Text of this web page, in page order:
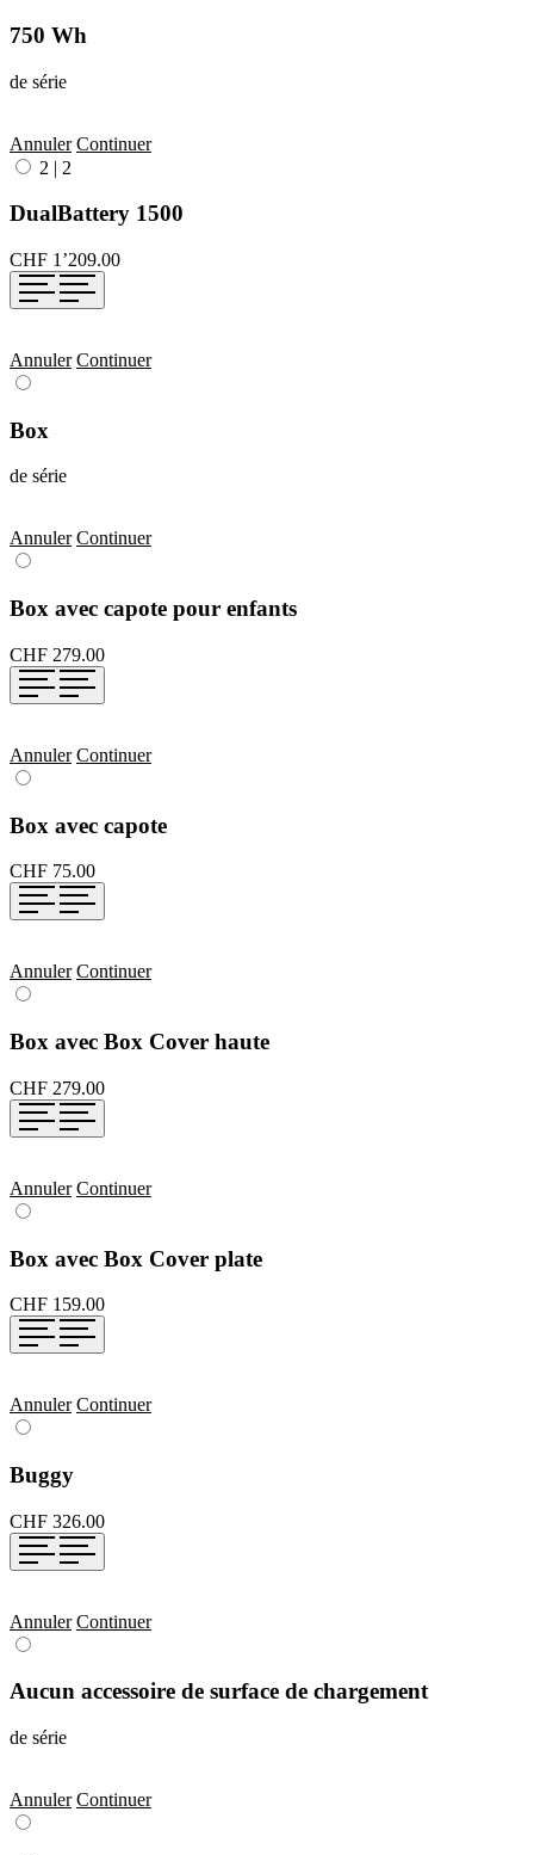
750 Wh
de série
Annuler Continuer
2 | 2
DualBattery 1500
CHF 1’209.00
Annuler Continuer
Box
de série
Annuler Continuer
Box avec capote pour enfants
CHF 279.00
Annuler Continuer
Box avec capote
CHF 75.00
Annuler Continuer
Box avec Box Cover haute
CHF 279.00
Annuler Continuer
Box avec Box Cover plate
CHF 159.00
Annuler Continuer
Buggy
CHF 326.00
Annuler Continuer
Aucun accessoire de surface de chargement
de série
Annuler Continuer